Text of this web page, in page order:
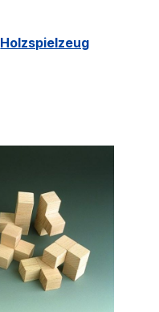
Holzspielzeug